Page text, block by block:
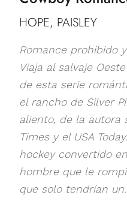
HOPE, PAISLEY
Romance prohibido
Viaja al salvaje
de esta serie
el rancho de Silver
aliento, de la autora
Times y el USA
hockey convertido
hombre que le
que solo tendrían